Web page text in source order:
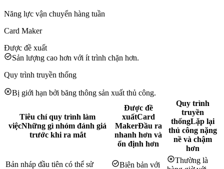
Năng lực vận chuyển hàng tuần
Card Maker
Được đề xuất
Sản lượng cao hơn với ít trình chặn hơn.
Quy trình truyền thống
Bị giới hạn bởi băng thông sản xuất thủ công.
Tiêu chí quy trình làm
việcNhững gì nhóm đánh giá
trước khi ra mắt
Được đề
xuấtCard
MakerĐầu ra
nhanh hơn và
ổn định hơn
Quy trình
truyền
thốngLặp lại
thủ công nặng
nề và chậm
hơn
Bản nháp đầu tiên có thể sử
Biên bản với
Thường là